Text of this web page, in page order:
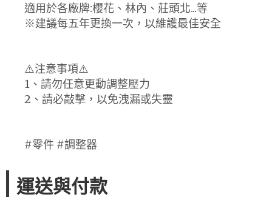
適用於各廠牌:櫻花、林內、莊頭北...等
※建議每五年更換一次，以維護最佳安全
⚠️注意事項⚠️
1、請勿任意更動調整壓力
2、請必敲擊，以免洩漏或失靈
#零件 #調整器
運送與付款